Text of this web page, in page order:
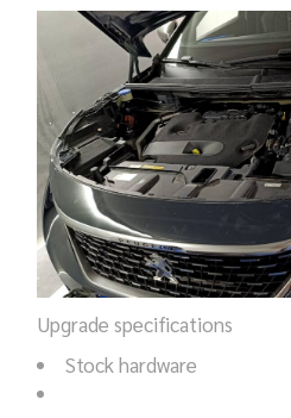
Upgrade specifications
Stock hardware